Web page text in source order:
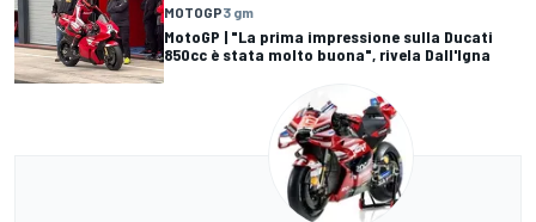
MOTOGP3 gm
MotoGP | "La prima impressione sulla Ducati
850cc è stata molto buona", rivela Dall'Igna